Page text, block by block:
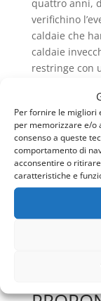
Per fornire le migliori
per memorizzare e/o
consenso a queste
comportamento di
acconsentire o
caratteristiche e
quattro anni,
verifichino
caldaie che
caldaie
restringe con
Così sulla
combustione
proposito
rientra anche
hanno una
questi casi
appositi,
neutralizzati
scarichi
QUALI